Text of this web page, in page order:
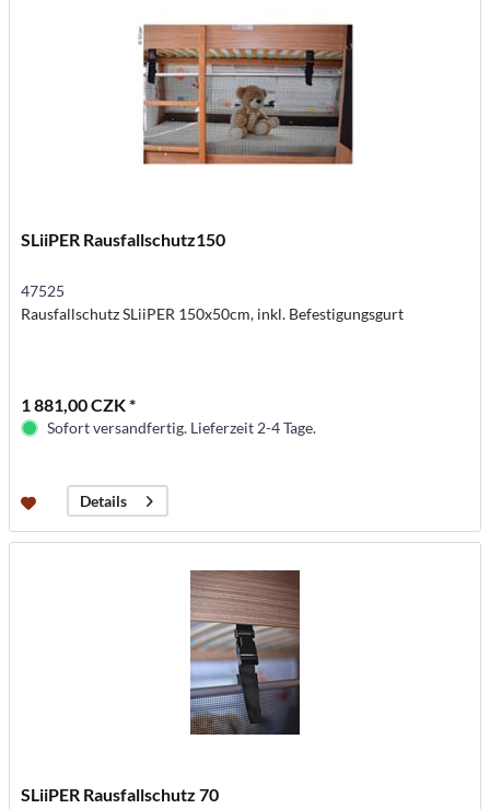
SLiiPER Rausfallschutz150
47525
Rausfallschutz SLiiPER 150x50cm, inkl. Befestigungsgurt
1 881,00 CZK *
Sofort versandfertig. Lieferzeit 2-4 Tage.
Details
SLiiPER Rausfallschutz 70